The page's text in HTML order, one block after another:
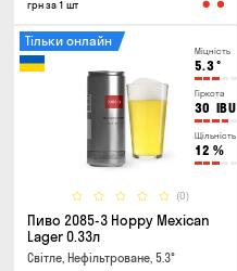
грн за 1 шт
Міцність
5.3°
Гіркота
30 IBU
Щільність
12 %
(0)
Тільки онлайн
Пиво 2085-3 Hoppy Mexican
Lager 0.33л
Світле, Нефільтроване, 5.3°